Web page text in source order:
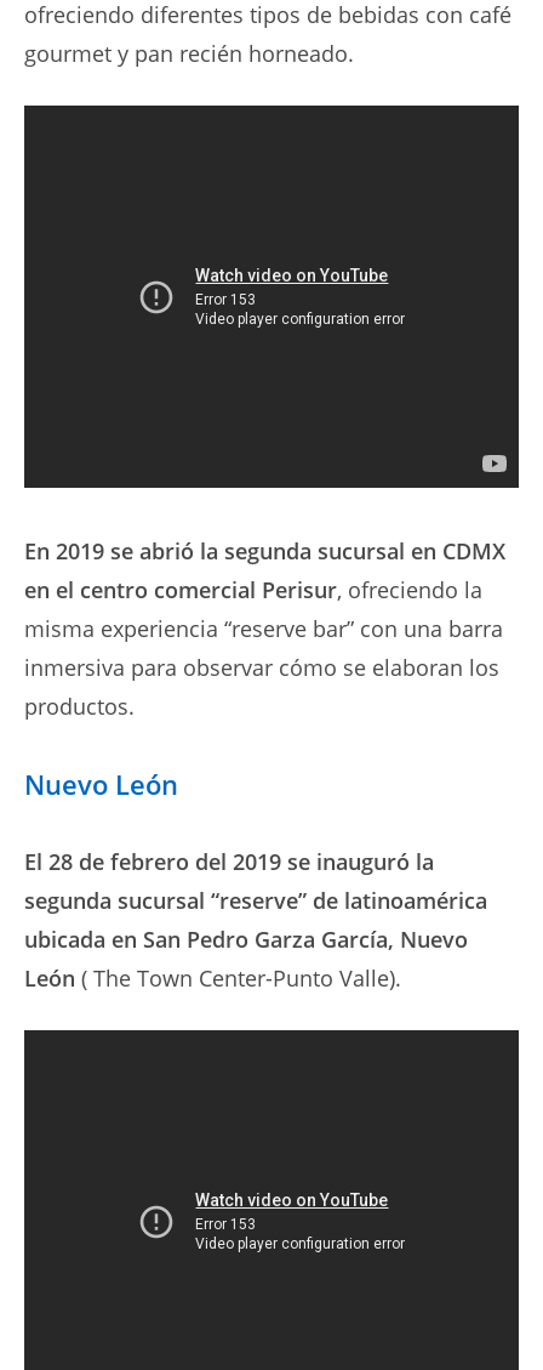
ofreciendo diferentes tipos de bebidas con café
gourmet y pan recién horneado.
En 2019 se abrió la segunda sucursal en CDMX
en el centro comercial Perisur, ofreciendo la
misma experiencia “reserve bar” con una barra
inmersiva para observar cómo se elaboran los
productos.
Nuevo León
El 28 de febrero del 2019 se inauguró la
segunda sucursal “reserve” de latinoamérica
ubicada en San Pedro Garza García, Nuevo
León ( The Town Center-Punto Valle).